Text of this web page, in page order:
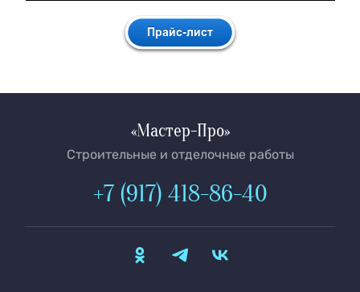
«Мастер-Про»
Строительные и отделочные работы
+7 (917) 418-86-40